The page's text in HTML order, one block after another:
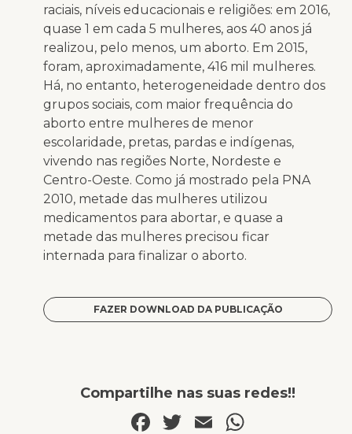
raciais, níveis educacionais e religiões: em 2016,
quase 1 em cada 5 mulheres, aos 40 anos já
realizou, pelo menos, um aborto. Em 2015,
foram, aproximadamente, 416 mil mulheres.
Há, no entanto, heterogeneidade dentro dos
grupos sociais, com maior frequência do
aborto entre mulheres de menor
escolaridade, pretas, pardas e indígenas,
vivendo nas regiões Norte, Nordeste e
Centro-Oeste. Como já mostrado pela PNA
2010, metade das mulheres utilizou
medicamentos para abortar, e quase a
metade das mulheres precisou ficar
internada para finalizar o aborto.
FAZER DOWNLOAD DA PUBLICAÇÃO
Compartilhe nas suas redes!!
Facebook
Twitter
Email